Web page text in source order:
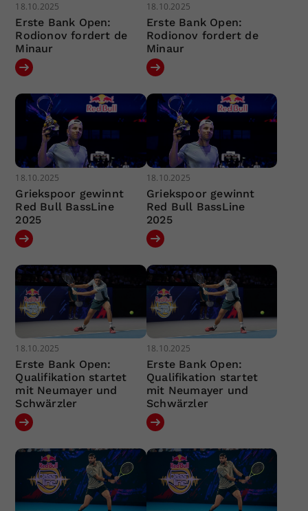
18.10.2025
Erste Bank Open:
Rodionov fordert de
Minaur
18.10.2025
Erste Bank Open:
Rodionov fordert de
Minaur
18.10.2025
Griekspoor gewinnt
Red Bull BassLine
2025
18.10.2025
Griekspoor gewinnt
Red Bull BassLine
2025
18.10.2025
Erste Bank Open:
Qualifikation startet
mit Neumayer und
Schwärzler
18.10.2025
Erste Bank Open:
Qualifikation startet
mit Neumayer und
Schwärzler